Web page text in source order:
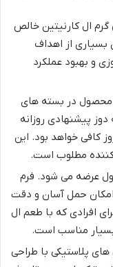
حاوی 1000 میلی گرم ال کارنیتین خالص
بسیاری از اهداف
و بهبود عملکرد
محصول در بسته های
پیشنهادی روزانه
2 کپسول)، برای مصرف 45 تا 90 روز کافی خواهد بود. این
کننده مطلوب است.
عرضه می شود. فرم
امکان حمل آسان و دقت
افرادی که با طعم ال
بسیار مناسب است.
پلاستیکی با طراحی